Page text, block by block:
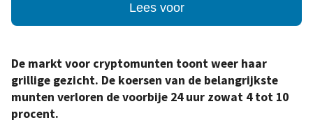
Lees voor
De markt voor cryptomunten toont weer haar
grillige gezicht. De koersen van de belangrijkste
munten verloren de voorbije 24 uur zowat 4 tot 10
procent.